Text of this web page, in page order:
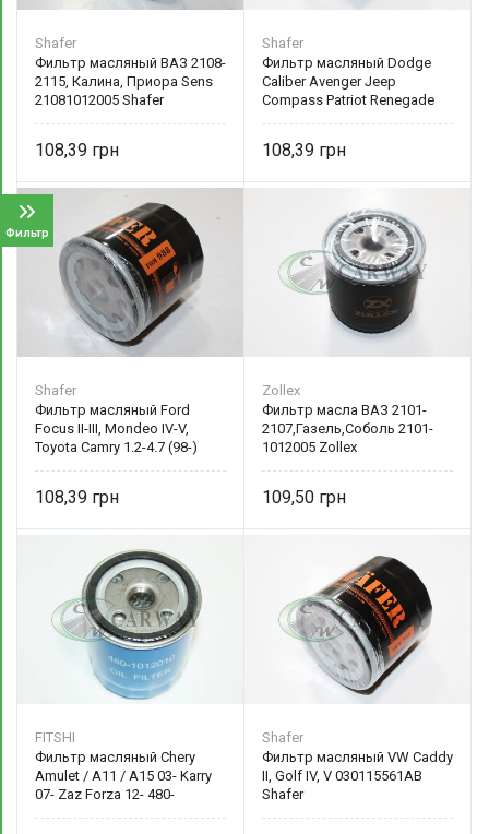
Фильтр
Shafer
Фильтр масляный ВАЗ 2108-
2115, Калина, Приора Sens
21081012005 Shafer
108,39
Shafer
Фильтр масляный Dodge
Caliber Avenger Jeep
Compass Patriot Renegade
108,39
Shafer
Фильтр масляный Ford
Focus II-III, Mondeo IV-V,
Toyota Camry 1.2-4.7 (98-)
108,39
Zollex
Фильтр масла ВАЗ 2101-
2107,Газель,Соболь 2101-
1012005 Zollex
109,50
FITSHI
Фильтр масляный Chery
Amulet / A11 / A15 03- Karry
07- Zaz Forza 12- 480-
Shafer
Фильтр масляный VW Caddy
II, Golf IV, V 030115561AB
Shafer